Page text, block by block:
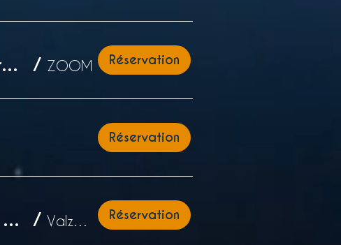
Coaching de groupe Niveau 2 (niveau 1 prérequis) / ZOOM Réservation
Réservation
Formation Résonance Numérique - Niveau 4 (3h d'atelier) / Valzergues Réservation